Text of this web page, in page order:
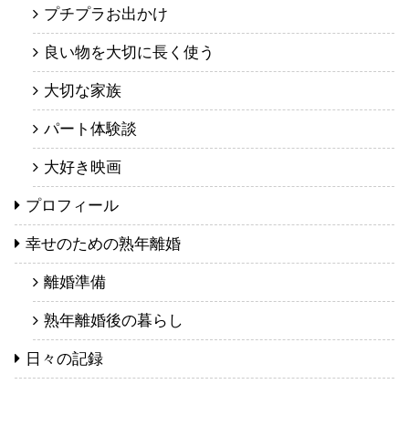
プチプラお出かけ
良い物を大切に長く使う
大切な家族
パート体験談
大好き映画
プロフィール
幸せのための熟年離婚
離婚準備
熟年離婚後の暮らし
日々の記録